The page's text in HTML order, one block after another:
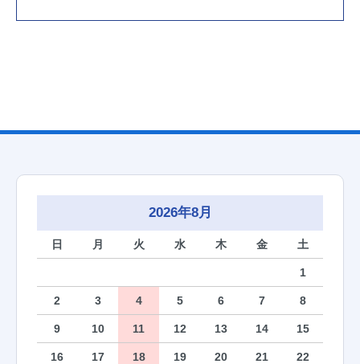
2026年8月
日 月 火 水 木 金 土
1
2 3 4 5 6 7 8
9 10 11 12 13 14 15
16 17 18 19 20 21 22